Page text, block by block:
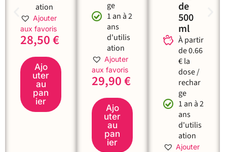
ation
Ajouter
aux favoris
28,50€
Ajo
uter
au
pan
ier
ge
1 an à 2
ans
d'utilis
ation
Ajouter
aux favoris
29,90€
Ajo
uter
au
pan
ier
de
500
ml
À partir
de 0.66
€ la
dose /
rechar
ge
1 an à 2
ans
d'utilis
ation
Ajouter